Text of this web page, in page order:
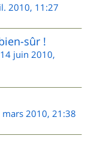
2010, 11:27
sûr !
14 juin 2010,
mars 2010, 21:38